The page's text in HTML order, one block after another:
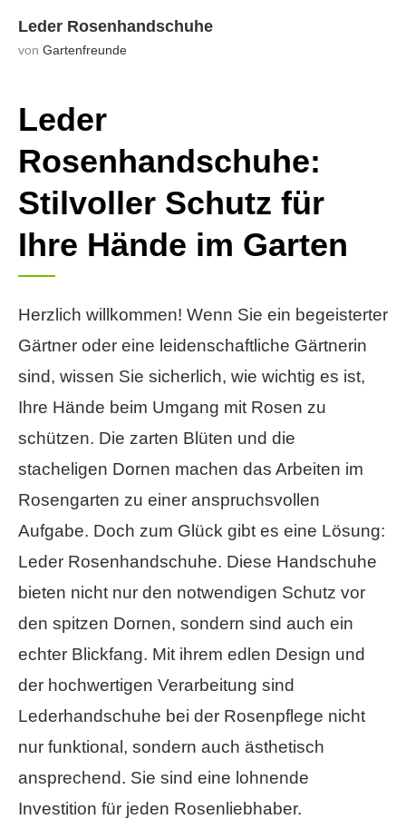
Leder Rosenhandschuhe
von Gartenfreunde
Leder
Rosenhandschuhe:
Stilvoller Schutz für
Ihre Hände im Garten
Herzlich willkommen! Wenn Sie ein begeisterter
Gärtner oder eine leidenschaftliche Gärtnerin
sind, wissen Sie sicherlich, wie wichtig es ist,
Ihre Hände beim Umgang mit Rosen zu
schützen. Die zarten Blüten und die
stacheligen Dornen machen das Arbeiten im
Rosengarten zu einer anspruchsvollen
Aufgabe. Doch zum Glück gibt es eine Lösung:
Leder Rosenhandschuhe. Diese Handschuhe
bieten nicht nur den notwendigen Schutz vor
den spitzen Dornen, sondern sind auch ein
echter Blickfang. Mit ihrem edlen Design und
der hochwertigen Verarbeitung sind
Lederhandschuhe bei der Rosenpflege nicht
nur funktional, sondern auch ästhetisch
ansprechend. Sie sind eine lohnende
Investition für jeden Rosenliebhaber.